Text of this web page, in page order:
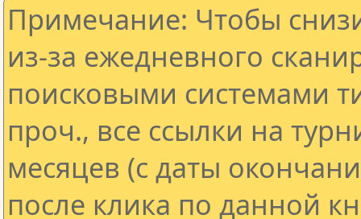
Примечание: Чтобы
из-за ежедневного
поисковыми системами
проч., все ссылки на
месяцев (с даты
после клика по данной